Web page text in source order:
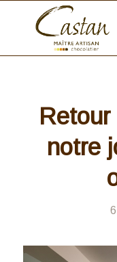
notre